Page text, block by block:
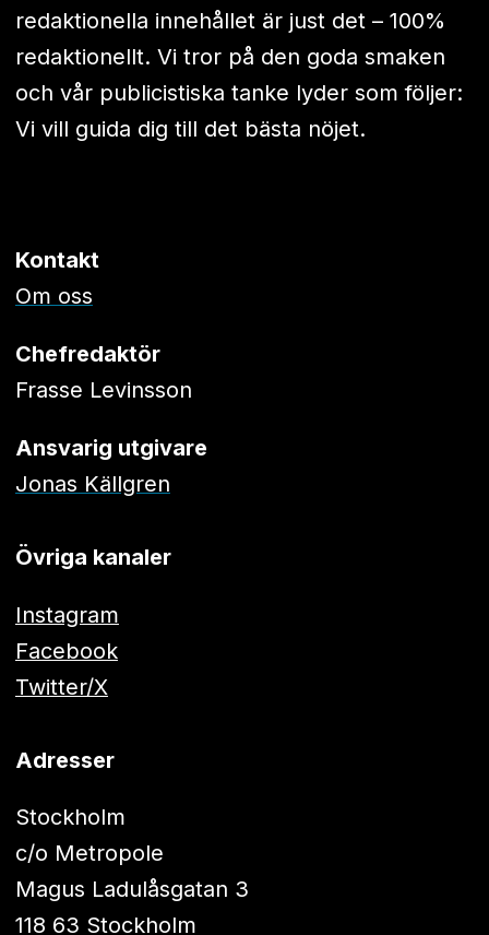
redaktionella innehållet är just det – 100%
redaktionellt. Vi tror på den goda smaken
och vår publicistiska tanke lyder som följer:
Vi vill guida dig till det bästa nöjet.
Kontakt
Om oss
Chefredaktör
Frasse Levinsson
Ansvarig utgivare
Jonas Källgren
Övriga kanaler
Instagram
Facebook
Twitter/X
Adresser
Stockholm
c/o Metropole
Magus Ladulåsgatan 3
118 63 Stockholm